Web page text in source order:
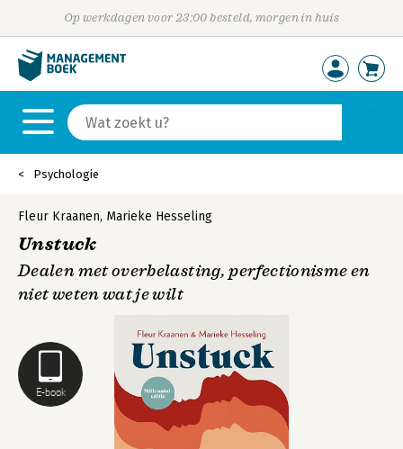
Op werkdagen voor 23:00 besteld, morgen in huis
Psychologie
E-book
Fleur Kraanen, Marieke Hesseling
Unstuck
Dealen met overbelasting, perfectionisme en
niet weten wat je wilt